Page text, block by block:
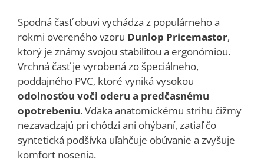
Spodná časť obuvi vychádza z populárneho a
rokmi overeného vzoru Dunlop Pricemastor,
ktorý je známy svojou stabilitou a ergonómiou.
Vrchná časť je vyrobená zo špeciálneho,
poddajného PVC, ktoré vyniká vysokou
odolnosťou voči oderu a predčasnému
opotrebeniu. Vďaka anatomickému strihu čižmy
nezavadzajú pri chôdzi ani ohýbaní, zatiaľ čo
syntetická podšívka uľahčuje obúvanie a zvyšuje
komfort nosenia.